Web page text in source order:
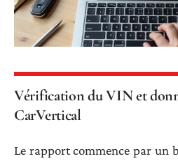
Vérification du VIN et
CarVertical
Le rapport commence par un